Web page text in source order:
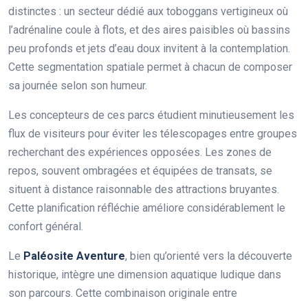
distinctes : un secteur dédié aux toboggans vertigineux où
l’adrénaline coule à flots, et des aires paisibles où bassins
peu profonds et jets d’eau doux invitent à la contemplation.
Cette segmentation spatiale permet à chacun de composer
sa journée selon son humeur.
Les concepteurs de ces parcs étudient minutieusement les
flux de visiteurs pour éviter les télescopages entre groupes
recherchant des expériences opposées. Les zones de
repos, souvent ombragées et équipées de transats, se
situent à distance raisonnable des attractions bruyantes.
Cette planification réfléchie améliore considérablement le
confort général.
Le Paléosite Aventure, bien qu’orienté vers la découverte
historique, intègre une dimension aquatique ludique dans
son parcours. Cette combinaison originale entre